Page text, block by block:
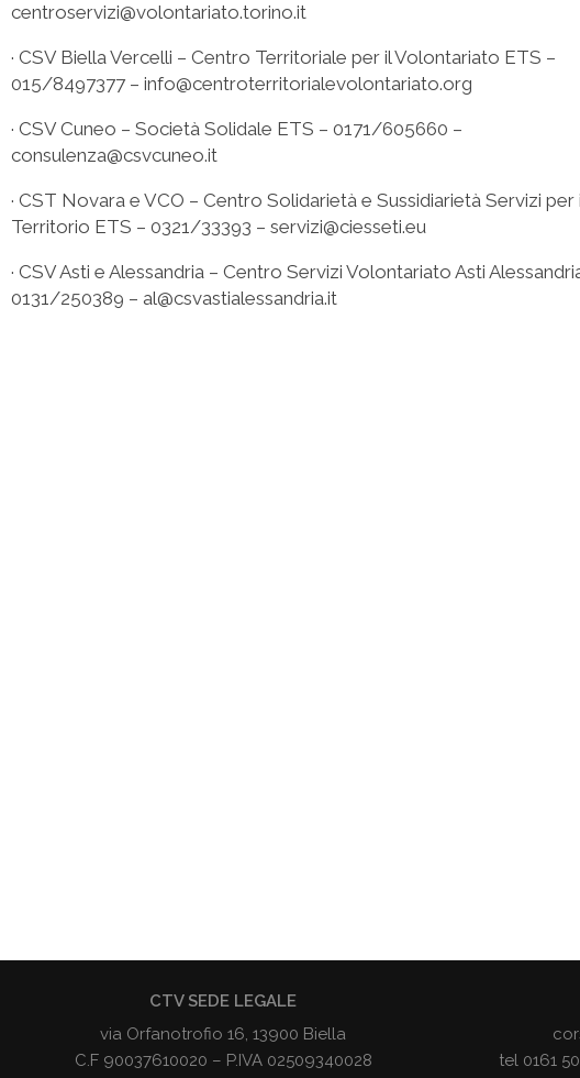
centroservizi@volontariato.torino.it
· CSV Biella Vercelli – Centro Territoriale per il Volontariato ETS –
015/8497377 – info@centroterritorialevolontariato.org
· CSV Cuneo – Società Solidale ETS – 0171/605660 –
consulenza@csvcuneo.it
· CST Novara e VCO – Centro Solidarietà e Sussidiarietà Servizi per
Territorio ETS – 0321/33393 – servizi@ciesseti.eu
· CSV Asti e Alessandria – Centro Servizi Volontariato Asti
0131/250389 – al@csvastialessandria.it
CTV SEDE LEGALE
via Orfanotrofio 16, 13900 Biella
C.F 90037610020 – P.IVA 02509340028
tel 0161